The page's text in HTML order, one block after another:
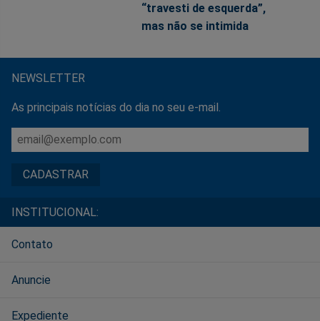
“travesti de esquerda”,
mas não se intimida
NEWSLETTER
As principais notícias do dia no seu e-mail.
INSTITUCIONAL:
Contato
Anuncie
Expediente